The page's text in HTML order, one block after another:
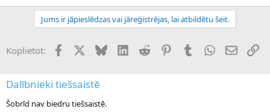
Jums ir jāpieslēdzas vai jāreģistrējas, lai atbildētu šeit.
Koplietot: FacebookX (Twitter)
BlueskyLinkedInReddit PinterestTumblrWhatsApp
E-pasts
Dalībnieki tiešsaistē
Šobrīd nav biedru tiešsaistē.